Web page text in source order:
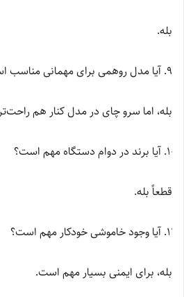
بله.
آیا مدل روهمی برای مهمانی مناسب
بله، اما سرو چای در مدل کنار هم
آیا برند در دوام دستگاه مهم است؟
قطعاً بله.
آیا وجود خاموشی خودکار مهم است؟
بله، برای ایمنی بسیار مهم است.